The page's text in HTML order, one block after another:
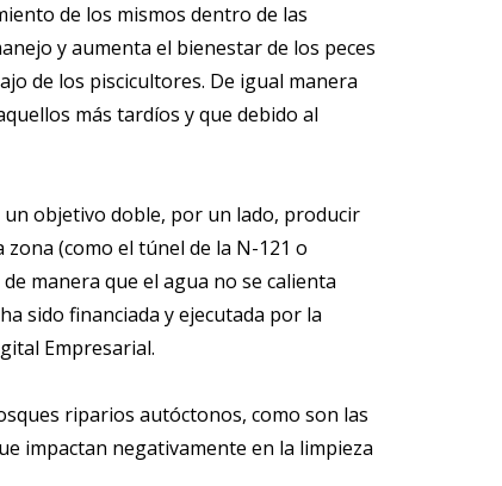
de los mismos dentro de las
y aumenta el bienestar de los peces
de los piscicultores. De igual manera
más tardíos y que debido al
objetivo doble, por un lado, producir
(como el túnel de la N-121 o
manera que el agua no se calienta
sido financiada y ejecutada por la
Empresarial.
riparios autóctonos, como son las
impactan negativamente en la limpieza